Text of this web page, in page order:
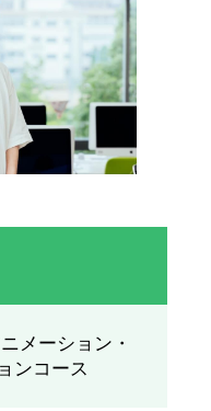
メーション・
ンコース